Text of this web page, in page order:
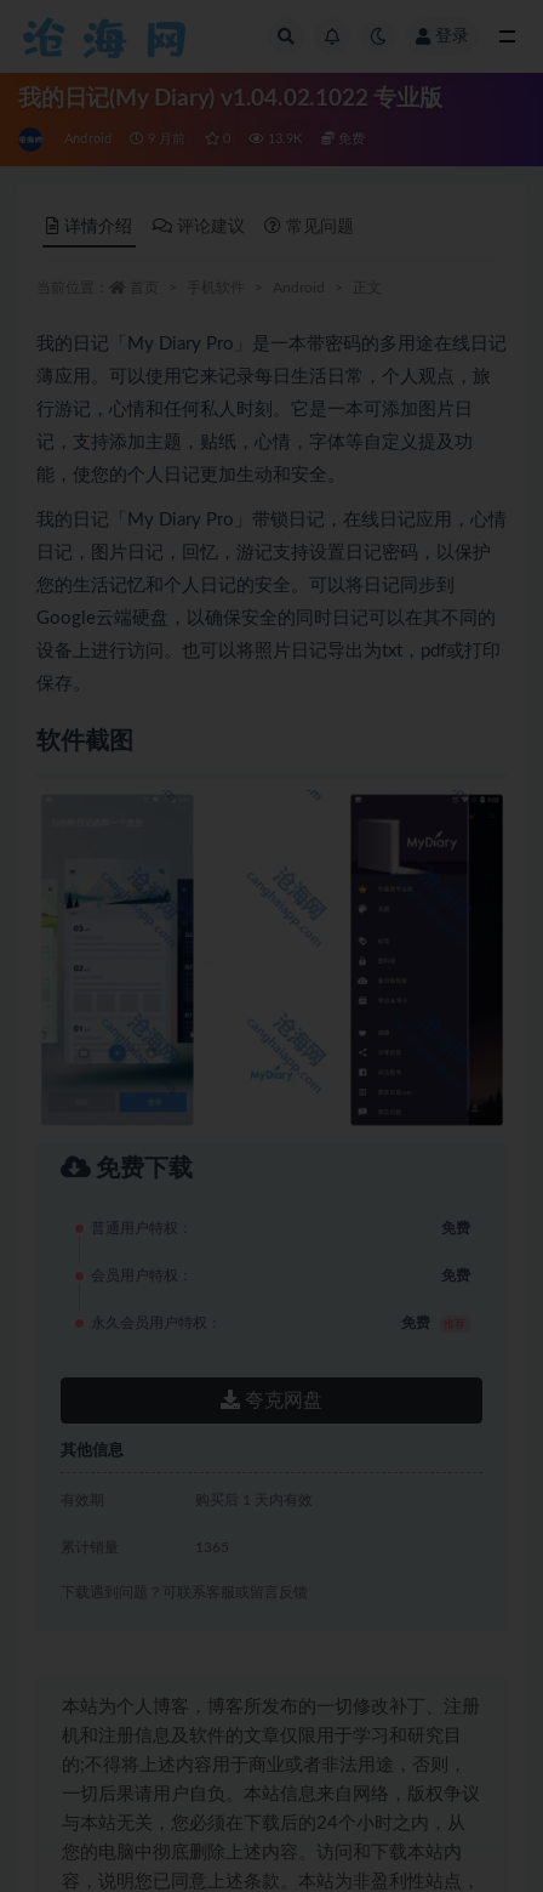
登录
我的日记(My Diary) v1.04.02.1022 专业版
Android 9 月前 0 13.9K 免费
详情介绍 评论建议 常见问题
我的日记「My Diary Pro」是一本带密码的多用途在线日记
薄应用。可以使用它来记录每日生活日常，个人观点，旅
行游记，心情和任何私人时刻。它是一本可添加图片日
记，支持添加主题，贴纸，心情，字体等自定义提及功
能，使您的个人日记更加生动和安全。
我的日记「My Diary Pro」带锁日记，在线日记应用，心情
日记，图片日记，回忆，游记支持设置日记密码，以保护
您的生活记忆和个人日记的安全。可以将日记同步到
Google云端硬盘，以确保安全的同时日记可以在其不同的
设备上进行访问。也可以将照片日记导出为txt，pdf或打印
保存。
软件截图
免费下载
普通用户特权： 免费
会员用户特权： 免费
永久会员用户特权： 免费
夸克网盘
其他信息
有效期 购买后 1 天内有效
累计销量 1365
下载遇到问题？可联系客服或留言反馈
本站为个人博客，博客所发布的一切修改补丁、注册
机和注册信息及软件的文章仅限用于学习和研究目
的;不得将上述内容用于商业或者非法用途，否则，
一切后果请用户自负。本站信息来自网络，版权争议
与本站无关，您必须在下载后的24个小时之内，从
您的电脑中彻底删除上述内容。访问和下载本站内
容，说明您已同意上述条款。本站为非盈利性站点，